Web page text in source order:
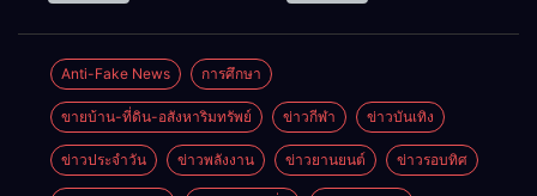
Thailand
2026 เชื่อม 4
งานใหญ่
สร้างโอกาส
ธุรกิจครบ
วงจร ด้วยครับ
เศรษฐกิจ
เพลิงขั้นต้น”
ยกระดับ
ศักยภาพเจ้า
หน้าที่ท้องถิ่น
รับมืออัคคีภัย
เวทีระดับชาติ
NCPD 2026
เปลี่ยน “ผ้า
Anti-Fake News การศึกษา
ขายบ้าน-ที่ดิน-อสังหาริมทรัพย์ ข่าวกีฬา ข่าวบันเทิง
ข่าวประจำวัน ข่าวพลังงาน ข่าวยานยนต์ ข่าวรอบทิศ